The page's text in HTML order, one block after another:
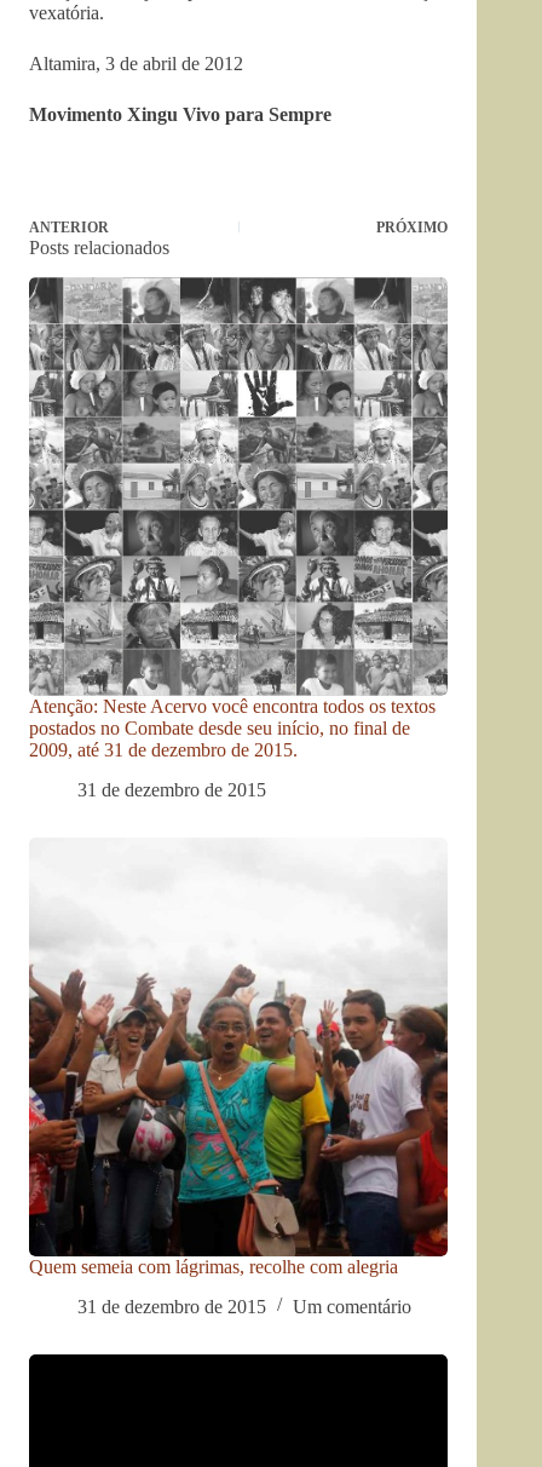
vexatória.
Altamira, 3 de abril de 2012
Movimento Xingu Vivo para Sempre
ANTERIOR PRÓXIMO
Posts relacionados
Atenção: Neste Acervo você encontra todos os textos
postados no Combate desde seu início, no final de
2009, até 31 de dezembro de 2015.
31 de dezembro de 2015
Quem semeia com lágrimas, recolhe com alegria
31 de dezembro de 2015
Um comentário